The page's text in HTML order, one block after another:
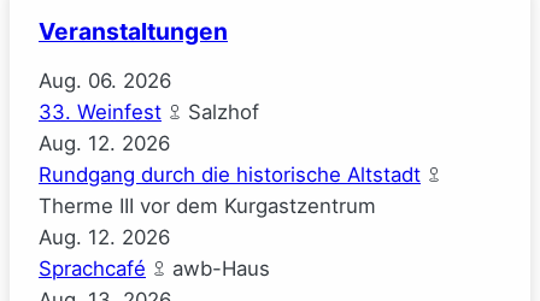
Veranstaltungen
Aug. 06. 2026
33. Weinfest
Salzhof
Aug. 12. 2026
Rundgang durch die historische Altstadt
Therme III vor dem Kurgastzentrum
Aug. 12. 2026
Sprachcafé
awb-Haus